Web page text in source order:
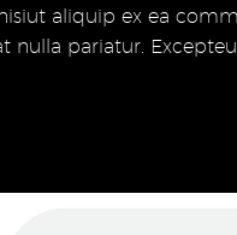
aliquip ex ea
pariatur.